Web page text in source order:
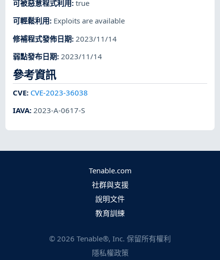
可被惡意程式利用:true
可輕鬆利用: Exploits are available
修補程式發佈日期: 2023/11/14
弱點發布日期: 2023/11/14
參考資訊
CVE: CVE-2023-36038
IAVA:2023-A-0617-S
Tenable.com
社群與支援
說明文件
教育訓練
© 2026 Tenable®, Inc. 保留所有權利
隱私權政策